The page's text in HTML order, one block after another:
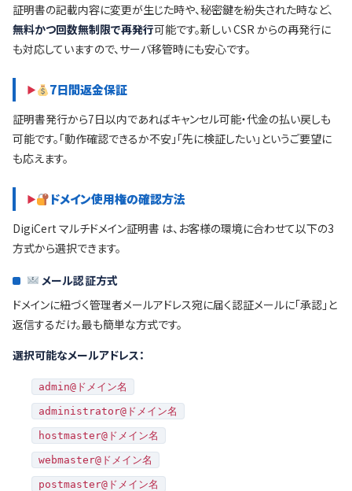
証明書の記載内容に変更が生じた時や、秘密鍵を紛失された時など、
無料かつ回数無制限で再発行可能です。新しい CSR からの再発行に
も対応していますので、サーバ移管時にも安心です。
7日間返金保証
証明書発行から7日以内であればキャンセル可能・代金の払い戻しも
可能です。「動作確認できるか不安」「先に検証したい」というご要望に
も応えます。
ドメイン使用権の確認方法
DigiCert マルチドメイン証明書 は、お客様の環境に合わせて以下の3
方式から選択できます。
メール認証方式
ドメインに紐づく管理者メールアドレス宛に届く認証メールに「承認」と
返信するだけ。最も簡単な方式です。
選択可能なメールアドレス：
admin@ドメイン名
administrator@ドメイン名
hostmaster@ドメイン名
webmaster@ドメイン名
postmaster@ドメイン名